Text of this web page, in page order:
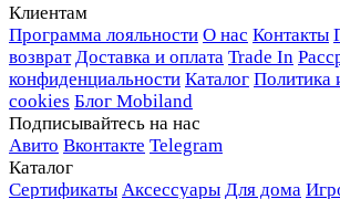
Клиентам
Программа лояльности О нас Контакты
возврат Доставка и оплата Trade In
конфиденциальности Каталог Политика
cookies Блог Mobiland
Подписывайтесь на нас
Авито Вконтакте Telegram
Каталог
Сертификаты Аксессуары Для дома